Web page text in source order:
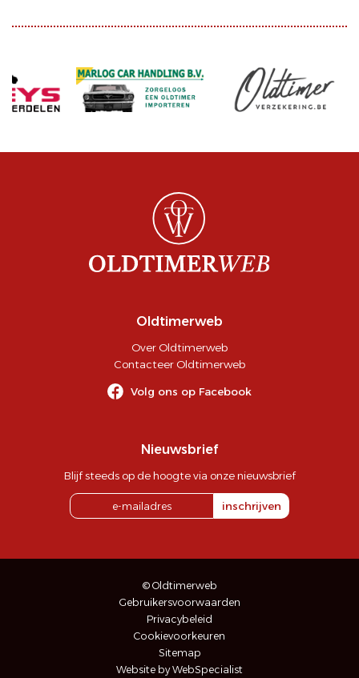
Oldtimerweb
Over Oldtimerweb
Contacteer Oldtimerweb
Volg ons op Facebook
Nieuwsbrief
Blijf steeds op de hoogte via onze nieuwsbrief
inschrijven
© Oldtimerweb
Gebruikersvoorwaarden
Privacybeleid
Cookievoorkeuren
Sitemap
Website by WebSpecialist